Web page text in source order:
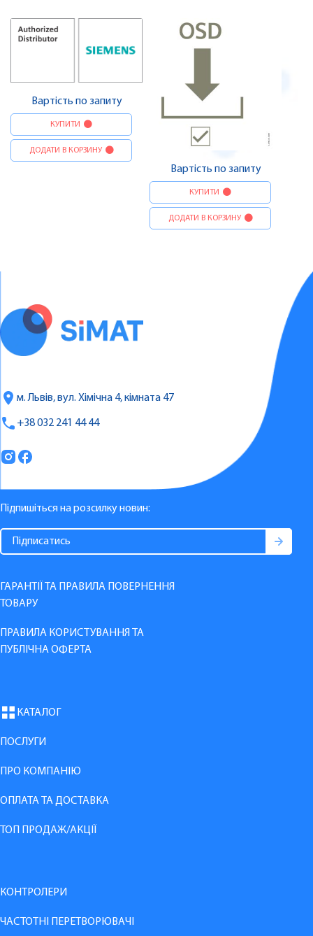
Вартість по запиту
КУПИТИ
ДОДАТИ В КОРЗИНУ
Вартість по запиту
КУПИТИ
ДОДАТИ В КОРЗИНУ
м. Львів, вул. Хімічна 4, кімната 47
+38 032 241 44 44
Підпишіться на розсилку новин:
ГАРАНТІЇ ТА ПРАВИЛА ПОВЕРНЕННЯ
ТОВАРУ
ПРАВИЛА КОРИСТУВАННЯ ТА
ПУБЛІЧНА ОФЕРТА
КАТАЛОГ
ПОСЛУГИ
ПРО КОМПАНІЮ
ОПЛАТА ТА ДОСТАВКА
ТОП ПРОДАЖ/АКЦІЇ
КОНТРОЛЕРИ
ЧАСТОТНІ ПЕРЕТВОРЮВАЧІ